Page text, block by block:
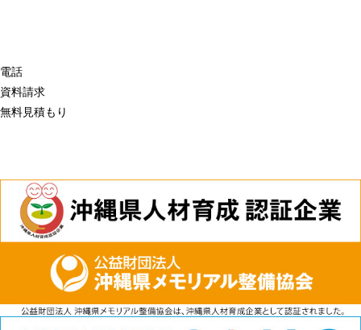
電話
資料請求
無料見積もり